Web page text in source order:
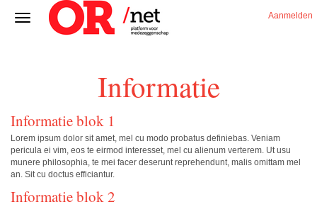
Aanmelden
Informatie
Informatie blok 1
Lorem ipsum dolor sit amet, mel cu modo probatus definiebas. Veniam
pericula ei vim, eos te eirmod interesset, mel cu alienum verterem. Ut usu
munere philosophia, te mei facer deserunt reprehendunt, malis omittam mel
an. Sit cu doctus efficiantur.
Informatie blok 2